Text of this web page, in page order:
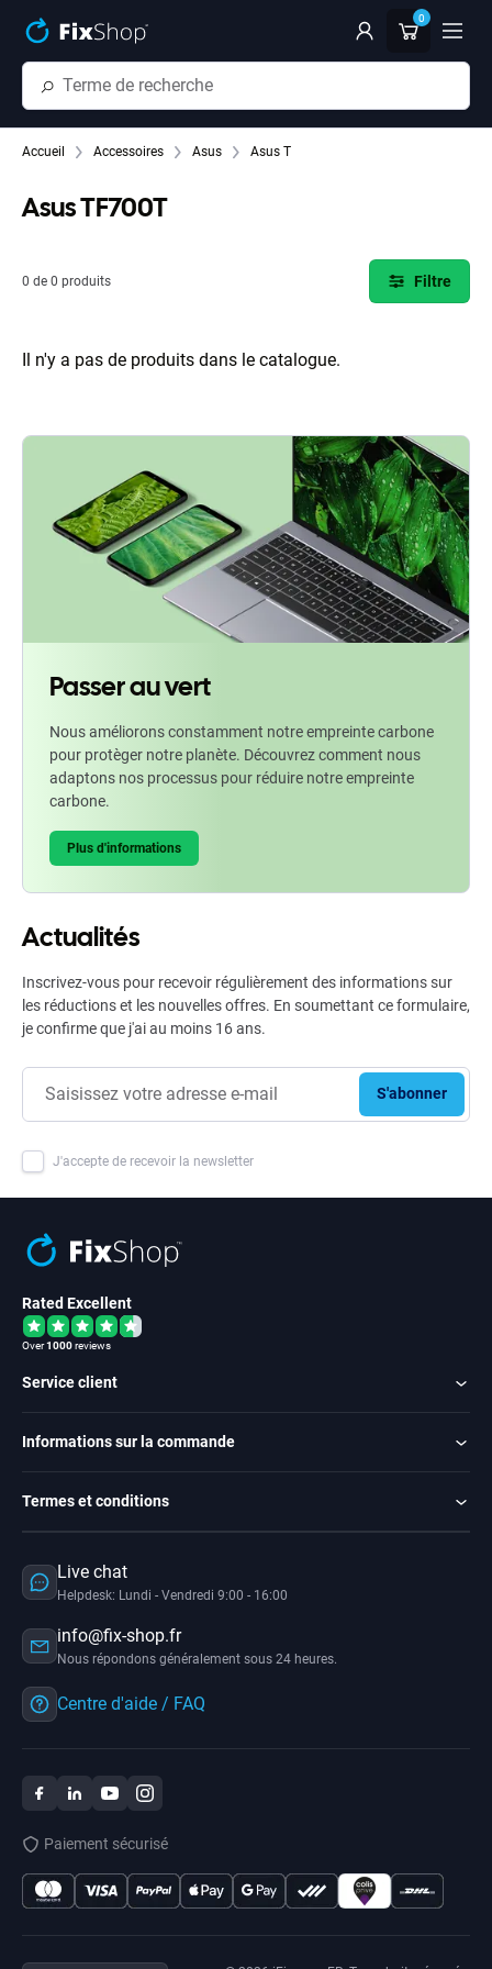
0
Accueil Accessoires Asus Asus T
Asus TF700T
0 de 0 produits Filtre
Il n'y a pas de produits dans le catalogue.
Passer au vert
Nous améliorons constamment notre empreinte carbone
pour protèger notre planète. Découvrez comment nous
adaptons nos processus pour réduire notre empreinte
carbone.
Plus d'informations
Actualités
Inscrivez-vous pour recevoir régulièrement des informations sur
les réductions et les nouvelles offres. En soumettant ce formulaire,
je confirme que j'ai au moins 16 ans.
S'abonner
J'accepte de recevoir la newsletter
Rated Excellent
Over1000reviews
Service client
Informations sur la commande
Termes et conditions
Live chat
Helpdesk: Lundi - Vendredi 9:00 - 16:00
info@fix-shop.fr
Nous répondons généralement sous 24 heures.
Centre d'aide / FAQ
Paiement sécurisé